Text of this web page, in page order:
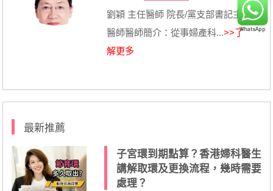
劉穎 主任醫師 院長/黨支部書記主任
醫師醫師簡介：從事婦產科...>>了
解更多
最新推薦
子宮環到期點算？香港婦科醫生
講解取環及更換流程，幾時需要
處理？